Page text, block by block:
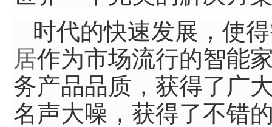
时代的快速发展，使
居作为市场流行的智能
务产品品质，获得了广
名声大噪，获得了不错